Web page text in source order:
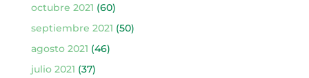
octubre 2021 (60)
septiembre 2021 (50)
agosto 2021 (46)
julio 2021 (37)